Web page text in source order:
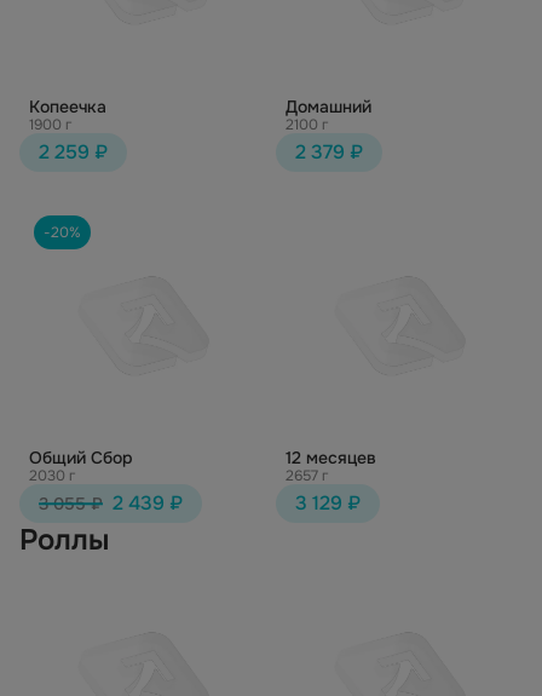
Копеечка
1900 г
2 259 ₽
Домашний
2100 г
2 379 ₽
-20%
Общий Сбор
2030 г
3 055 ₽ 2 439 ₽
12 месяцев
2657 г
3 129 ₽
Роллы